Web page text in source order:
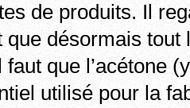
de produits. Il
que désormais tout
faut que l’acétone
utilisé pour la